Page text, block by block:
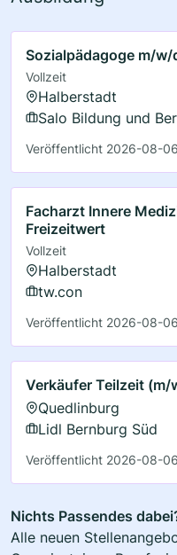
Sozialpädagoge m/
Vollzeit
Halberstadt
Salo Bildung und
Veröffentlicht 2026-08-06
Facharzt Innere
Freizeitwert
Vollzeit
Halberstadt
tw.con
Veröffentlicht 2026-08-06
Verkäufer Teilzeit (m/
Quedlinburg
Lidl Bernburg Süd
Veröffentlicht 2026-08-06
Nichts Passendes
Alle neuen